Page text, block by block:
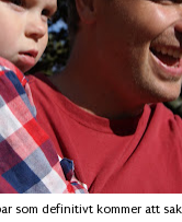
som definitivt kommer att